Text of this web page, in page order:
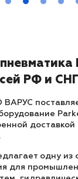
РФ и
одну
для